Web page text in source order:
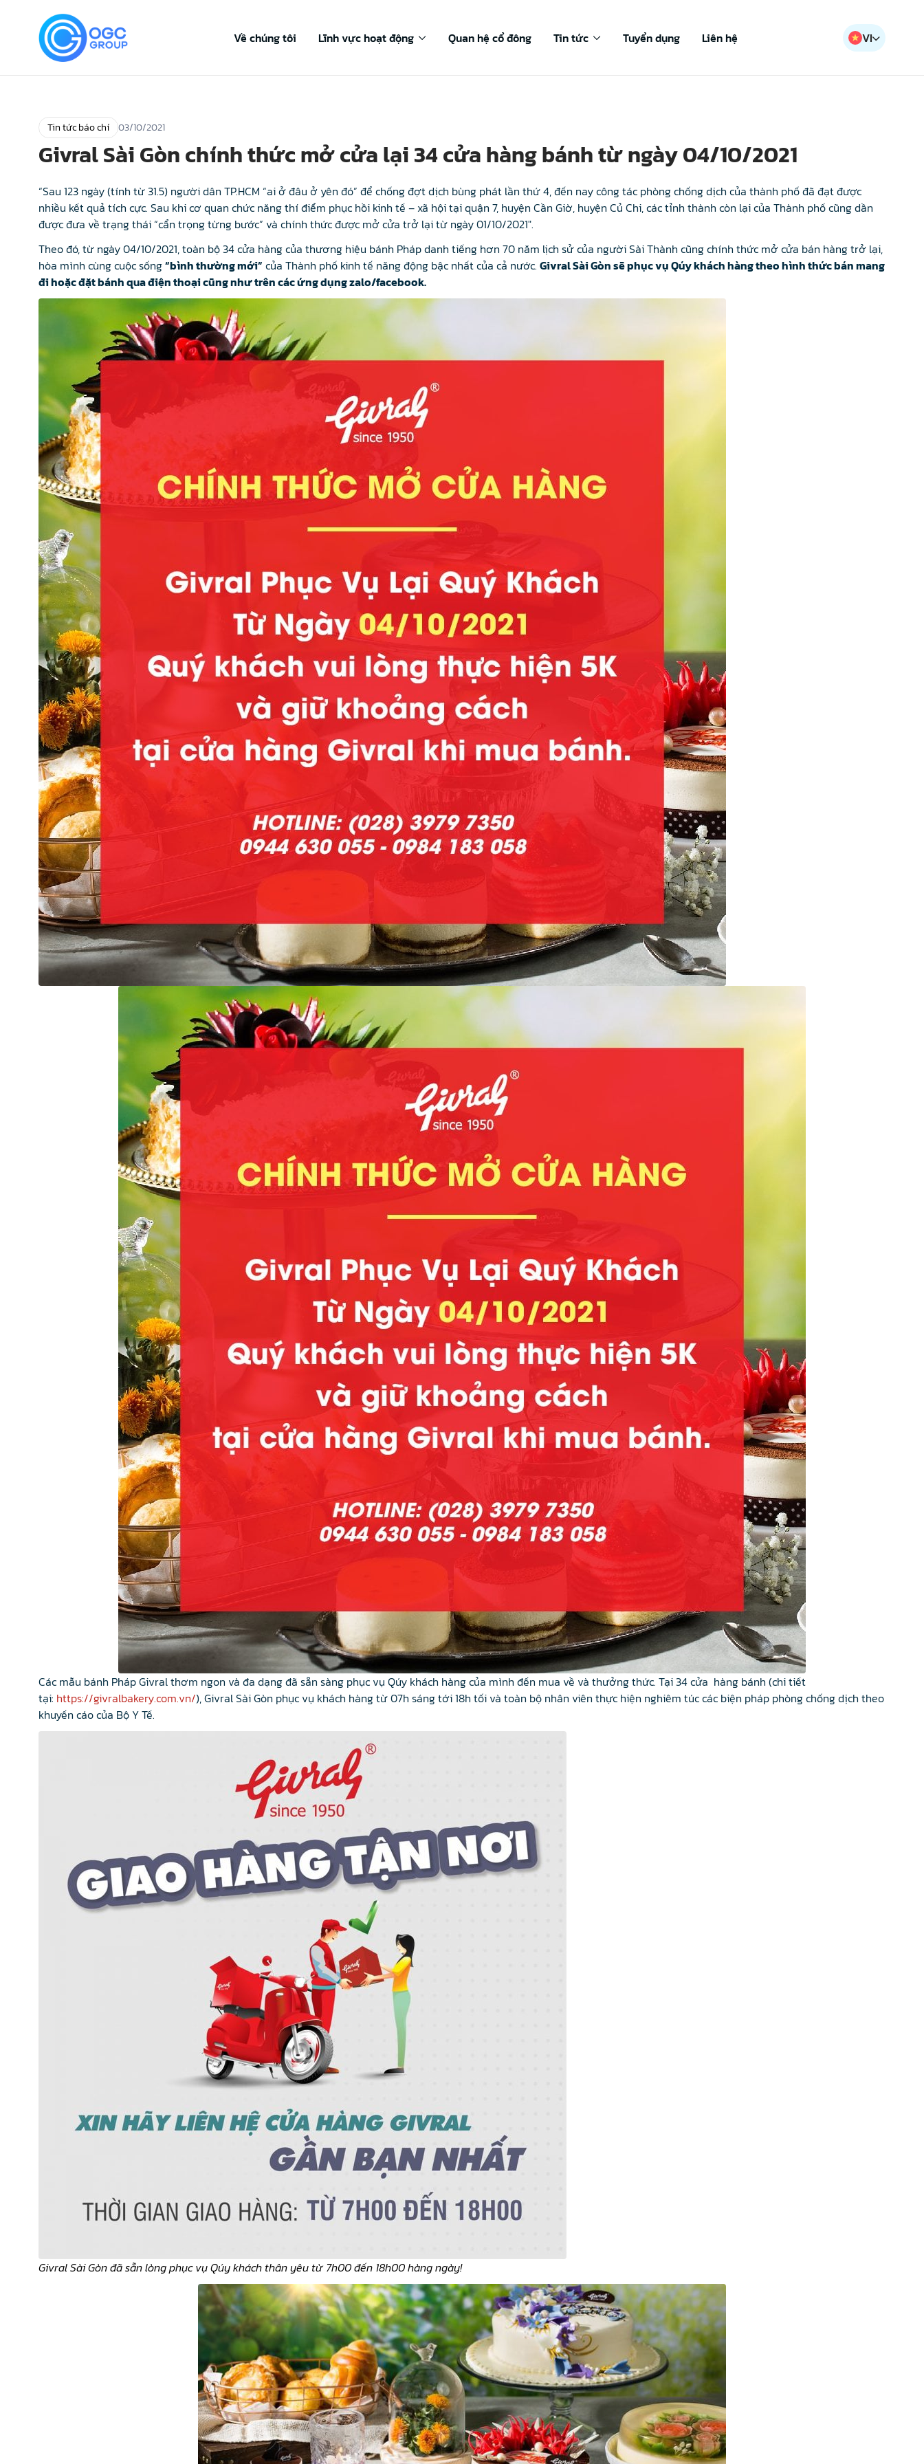
Về chúng tôi Lĩnh vực hoạt động Quan hệ cổ đông Tin tức Tuyển dụng Liên hệ VI
Tin tức báo chí 03/10/2021
Givral Sài Gòn chính thức mở cửa lại 34 cửa hàng bánh từ ngày 04/10/2021
“Sau 123 ngày (tính từ 31.5) người dân TP.HCM “ai ở đâu ở yên đó” để chống đợt dịch bùng phát lần thứ 4, đến nay công tác phòng chống dịch của thành phố đã đạt được
nhiều kết quả tích cực. Sau khi cơ quan chức năng thí điểm phục hồi kinh tế – xã hội tại quận 7, huyện Cần Giờ, huyện Củ Chi, các tỉnh thành còn lại của Thành phố cũng dần
được đưa về trạng thái “cẩn trọng từng bước” và chính thức được mở cửa trở lại từ ngày 01/10/2021″.
Theo đó, từ ngày 04/10/2021, toàn bộ 34 cửa hàng của thương hiệu bánh Pháp danh tiếng hơn 70 năm lịch sử của người Sài Thành cũng chính thức mở cửa bán hàng trở lại,
hòa mình cùng cuộc sống“bình thường mới” của Thành phố kinh tế năng động bậc nhất của cả nước. Givral Sài Gòn sẽ phục vụ Qúy khách hàng theo hình thức bán mang
đi hoặc đặt bánh qua điện thoại cũng như trên các ứng dụng zalo/facebook.
Các mẫu bánh Pháp Givral thơm ngon và đa dạng đã sẵn sàng phục vụ Qúy khách hàng của mình đến mua về và thưởng thức. Tại 34 cửa hàng bánh (chi tiết
tại: https://givralbakery.com.vn/), Givral Sài Gòn phục vụ khách hàng từ 07h sáng tới 18h tối và toàn bộ nhân viên thực hiện nghiêm túc các biện pháp phòng chống dịch theo
khuyến cáo của Bộ Y Tế.
Givral Sài Gòn đã sẵn lòng phục vụ Qúy khách thân yêu từ 7h00 đến 18h00 hàng ngày!